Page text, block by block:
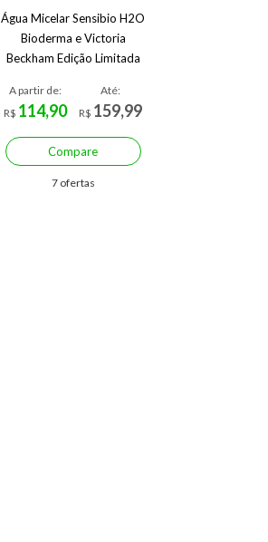
Água Micelar Sensibio H2O
Bioderma e Victoria
Beckham Edição Limitada
A partir de:
R$ 114,90
Até:
R$ 159,99
Compare
7 ofertas